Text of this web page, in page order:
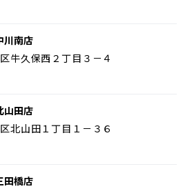
川南店
牛久保西２丁目３－４
山田店
北山田１丁目１－３６
田橋店